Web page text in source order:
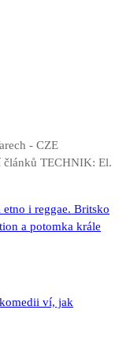
- CZE
článků TECHNIK: El.
i reggae. Britsko
a potomka krále
ví, jak